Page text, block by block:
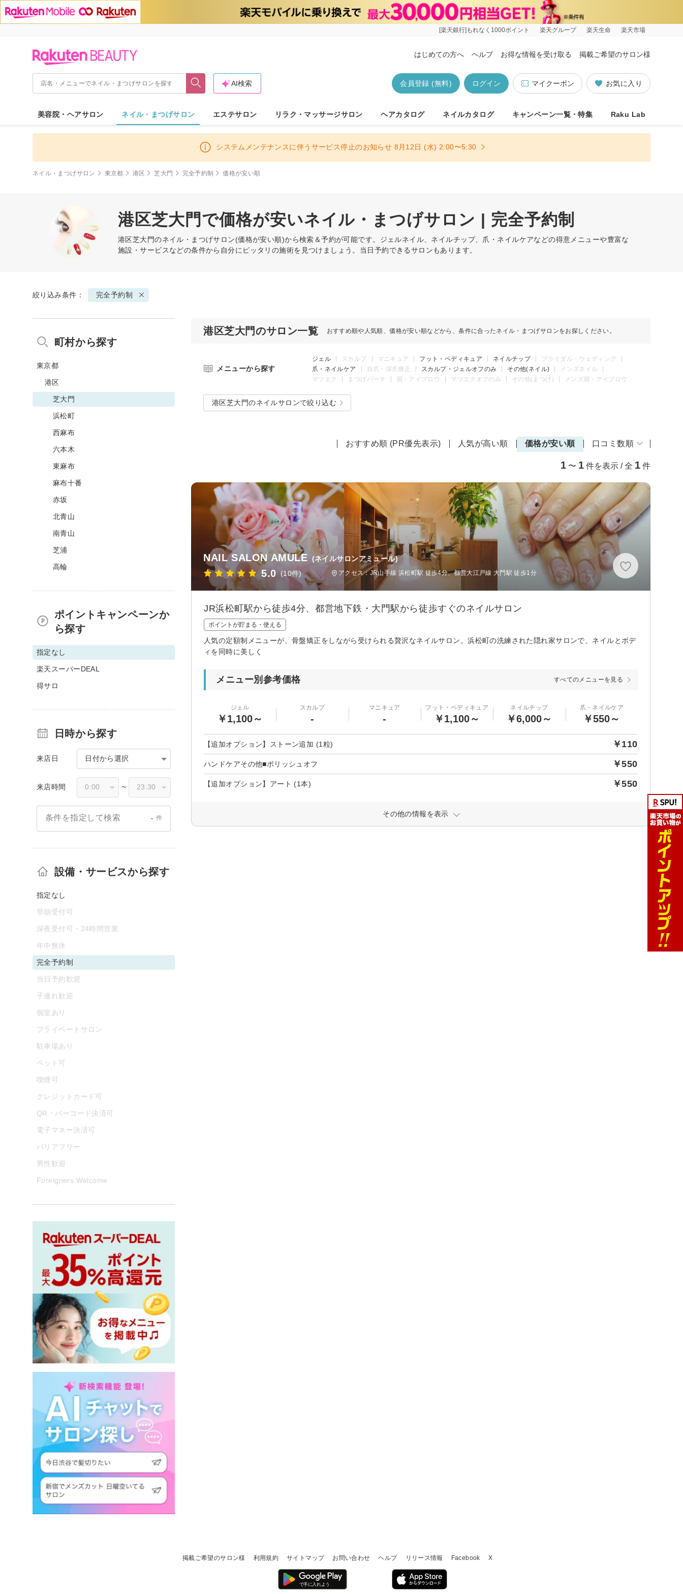
[楽天銀行]もれなく1000ポイント 楽天グループ 楽天生命 楽天市場
はじめての方へ ヘルプ お得な情報を受け取る 掲載ご希望のサロン様
お気に入り
マイクーポン
ログイン
会員登録 (無料)
AI検索
美容院・ヘアサロン ネイル・まつげサロン エステサロン リラク・マッサージサロン ヘアカタログ ネイルカタログ キャンペーン一覧・特集 Raku Lab
システムメンテナンスに伴うサービス停止のお知らせ 8月12日 (水) 2:00〜5:30
ネイル・まつげサロン 東京都 港区 芝大門 完全予約制 価格が安い順
港区芝大門で価格が安いネイル・まつげサロン | 完全予約制
港区芝大門のネイル・まつげサロン(価格が安い順)から検索＆予約が可能です。ジェルネイル、ネイルチップ、爪・ネイルケアなどの得意メニューや豊富な
施設・サービスなどの条件から自分にピッタリの施術を見つけましょう。当日予約できるサロンもあります。
絞り込み条件： 完全予約制
港区芝大門のサロン一覧 おすすめ順や人気順、価格が安い順などから、条件に合ったネイル・まつげサロンをお探しください。
メニューから探す
ジェル スカルプ マニキュア フット・ペディキュア ネイルチップ
ブライダル・ウェディング
爪・ネイルケア
自爪・深爪矯正 スカルプ・ジェルオフのみ その他(ネイル)
メンズネイル
マツエク
まつげパーマ 眉・アイブロウ マツエクオフのみ その他(まつげ) メンズ眉・アイブロウ
港区芝大門のネイルサロンで絞り込む
おすすめ順 (PR優先表示) 人気が高い順 価格が安い順 口コミ数順
1 〜 1 件を表示 / 全 1 件
NAIL SALON AMULE (ネイルサロンアミュール)
5.0 (10件) アクセス：JR山手線 浜松町駅 徒歩4分、都営大江戸線 大門駅 徒歩1分
JR浜松町駅から徒歩4分、都営地下鉄・大門駅から徒歩すぐのネイルサロン
ポイントが貯まる・使える
人気の定額制メニューが、骨盤矯正をしながら受けられる贅沢なネイルサロン。浜松町の洗練された隠れ家サロンで、ネイルとボデ
ィを同時に美しく
メニュー別参考価格 すべてのメニューを見る
ジェル
￥1,100～
スカルプ
-
マニキュア
-
フット・ペディキュア
￥1,100～
ネイルチップ
￥6,000～
爪・ネイルケア
￥550～
【追加オプション】ストーン追加 (1粒) ￥110
ハンドケアその他■ポリッシュオフ ￥550
【追加オプション】アート (1本) ￥550
その他の情報を表示
町村から探す
東京都
港区
芝大門
浜松町
西麻布
六本木
東麻布
麻布十番
赤坂
北青山
南青山
芝浦
高輪
ポイントキャンペーンか
ら探す
指定なし
楽天スーパーDEAL
得サロ
日時から探す
来店日 日付から選択
来店時間 〜
条件を指定して検索 - 件
設備・サービスから探す
指定なし
早朝受付可
深夜受付可・24時間営業
年中無休
完全予約制
当日予約歓迎
子連れ歓迎
個室あり
プライベートサロン
駐車場あり
ペット可
喫煙可
クレジットカード可
QR・バーコード決済可
電子マネー決済可
バリアフリー
男性歓迎
Foreigners Welcome
掲載ご希望のサロン様 利用規約 サイトマップ お問い合わせ ヘルプ リリース情報 Facebook X